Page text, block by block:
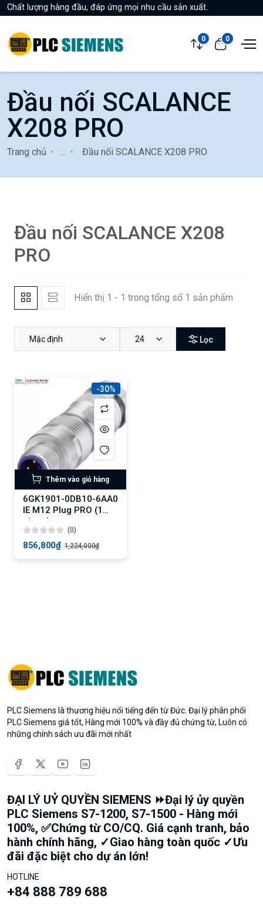
Chất lượng hàng đầu, đáp ứng mọi nhu cầu sản xuất.
0 0
Đầu nối SCALANCE
X208 PRO
Trang chủ Đầu nối SCALANCE X208 PRO
Đầu nối SCALANCE X208
PRO
Hiển thị 1 - 1 trong tổng số 1 sản phẩm
Mặc định 24 Lọc
-30%
Thêm vào giỏ hàng
6GK1901-0DB10-6AA0
IE M12 Plug PRO (1
piece)
(0)
856,800₫ 1,224,000₫
PLC Siemens là thương hiệu nổi tiếng đến từ Đức. Đại lý phân phối
PLC Siemens giá tốt, Hàng mới 100% và đầy đủ chứng từ, Luôn có
những chính sách ưu đãi mới nhất
ĐẠI LÝ UỶ QUYỀN SIEMENS ⏩Đại lý ủy quyền
PLC Siemens S7-1200, S7-1500 - Hàng mới
100%, ✅Chứng từ CO/CQ. Giá cạnh tranh, bảo
hành chính hãng, ✓Giao hàng toàn quốc ✓Ưu
đãi đặc biệt cho dự án lớn!
HOTLINE
+84 888 789 688